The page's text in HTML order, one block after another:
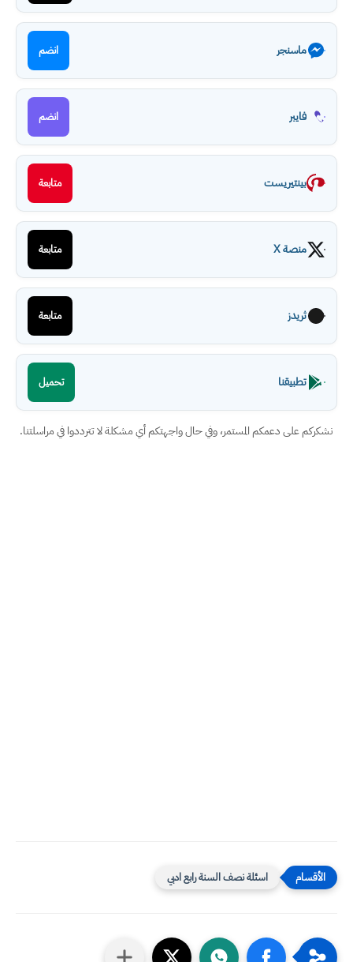
ماسنجر انضم
فايبر انضم
بينتيريست متابعة
منصة X متابعة
ثريدز متابعة
تطبيقنا تحميل
نشكركم على دعمكم المستمر، وفي حال واجهتكم أي مشكلة لا تترددوا في مراسلتنا.
اسئلة نصف السنة رابع ادبي